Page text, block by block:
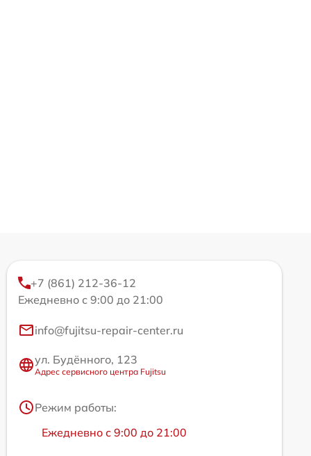
+7 (861) 212-36-12
Ежедневно с 9:00 до 21:00
info@fujitsu-repair-center.ru
ул. Будённого, 123
Адрес сервисного центра Fujitsu
Режим работы:
Ежедневно с 9:00 до 21:00